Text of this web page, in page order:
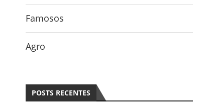
Famosos
Agro
POSTS RECENTES